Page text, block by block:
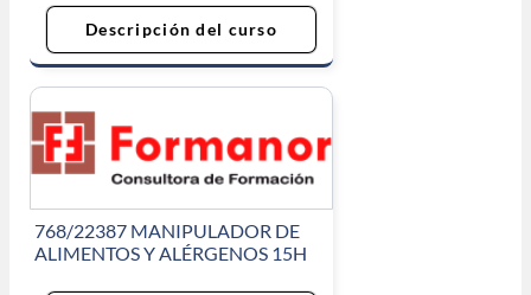
Descripción del curso
768/22387 MANIPULADOR DE
ALIMENTOS Y ALÉRGENOS 15H